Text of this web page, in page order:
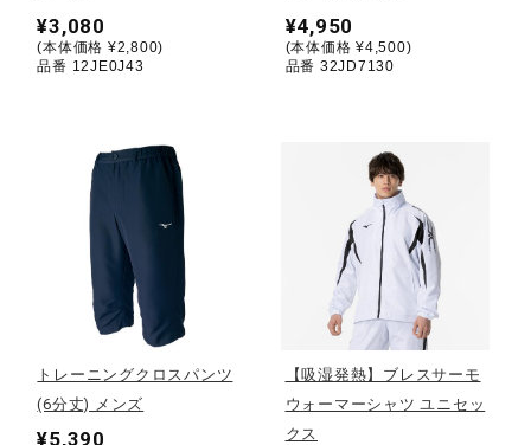
ゴルフ
バレーボール
テニス／ソフトテニス
バドミントン
¥3,080
(本体価格 ¥2,800)
品番 12JE0J43
¥4,950
(本体価格 ¥4,500)
品番 32JD7130
トレーニングクロスパンツ
(6分丈) メンズ
¥5,390
【吸湿発熱】ブレスサーモ
ウォーマーシャツ ユニセッ
クス